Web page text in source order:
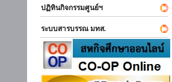
ปฏิทินกิจกรรมศูนย์ฯ
ระบบสารบรรณ มทส.